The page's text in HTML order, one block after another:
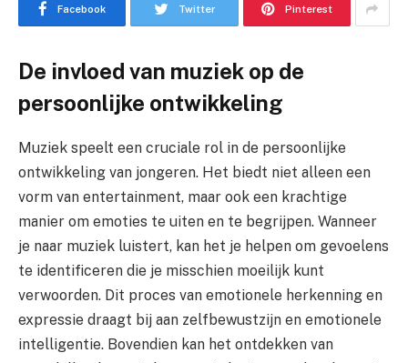
Facebook Twitter Pinterest
De invloed van muziek op de
persoonlijke ontwikkeling
Muziek speelt een cruciale rol in de persoonlijke
ontwikkeling van jongeren. Het biedt niet alleen een
vorm van entertainment, maar ook een krachtige
manier om emoties te uiten en te begrijpen. Wanneer
je naar muziek luistert, kan het je helpen om gevoelens
te identificeren die je misschien moeilijk kunt
verwoorden. Dit proces van emotionele herkenning en
expressie draagt bij aan zelfbewustzijn en emotionele
intelligentie. Bovendien kan het ontdekken van